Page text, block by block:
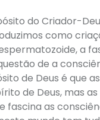
do Criador-
como
a
de a
de Deus é que as
de Deus, mas as
as